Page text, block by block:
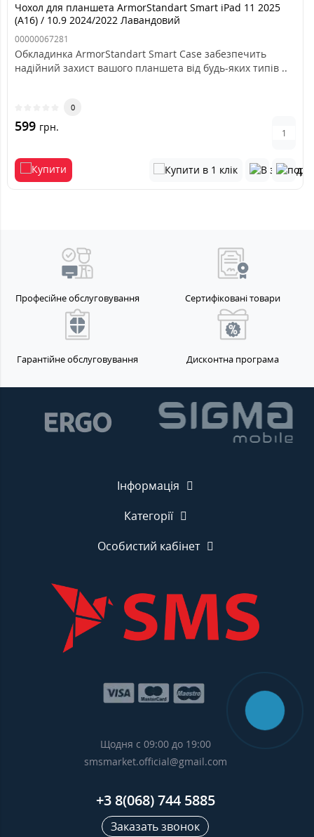
Чохол для планшета ArmorStandart Smart iPad 11 2025
(A16) / 10.9 2024/2022 Лавандовий
00000067281
Обкладинка ArmorStandart Smart Case забезпечить
надійний захист вашого планшета від будь-яких типів ..
0
599 грн.
Професійне обслуговування Сертифіковані товари
Гарантійне обслуговування Дисконтна програма
Інформація
Категорії
Особистий кабінет
Щодня с 09:00 до 19:00
smsmarket.official@gmail.com
+3 8(068) 744 5885
Заказать звонок